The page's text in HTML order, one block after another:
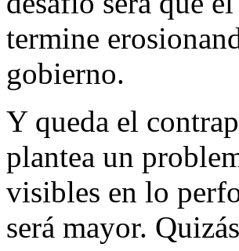
termine
gobierno.
Y queda el
plantea un
visibles en lo
será mayor.